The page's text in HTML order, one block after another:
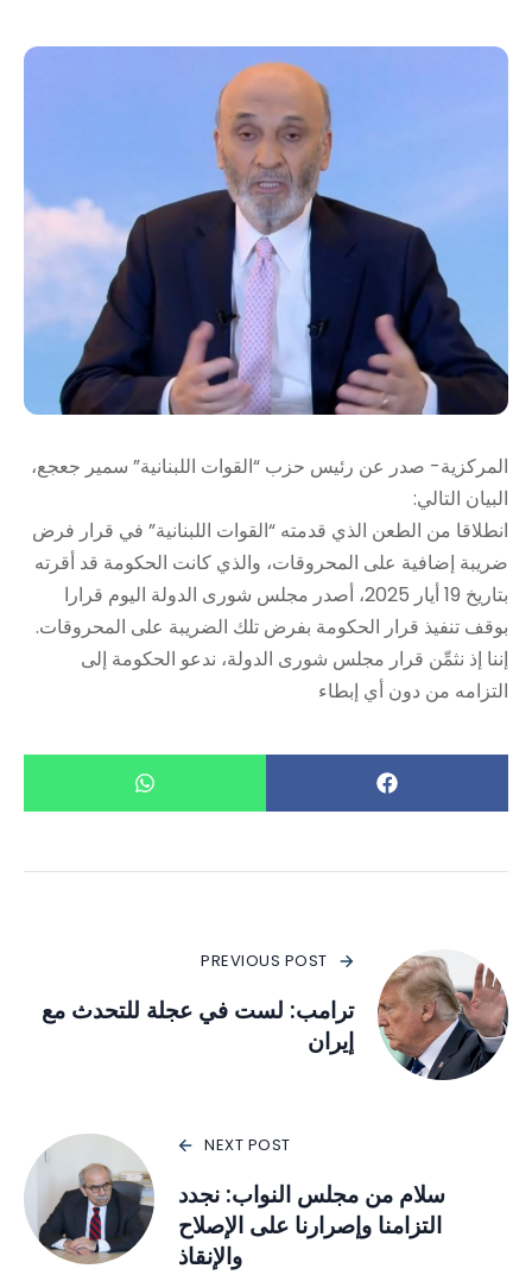
المركزية- صدر عن رئيس حزب “القوات اللبنانية” سمير جعجع،
البيان التالي:
انطلاقا من الطعن الذي قدمته “القوات اللبنانية” في قرار فرض
ضريبة إضافية على المحروقات، والذي كانت الحكومة قد أقرته
بتاريخ 19 أيار 2025، أصدر مجلس شورى الدولة اليوم قرارا
بوقف تنفيذ قرار الحكومة بفرض تلك الضريبة على المحروقات.
إننا إذ نثمِّن قرار مجلس شورى الدولة، ندعو الحكومة إلى
التزامه من دون أي إبطاء
PREVIOUS POST
ترامب: لست في عجلة للتحدث مع
إيران
NEXT POST
سلام من مجلس النواب: نجدد
التزامنا وإصرارنا على الإصلاح
والإنقاذ